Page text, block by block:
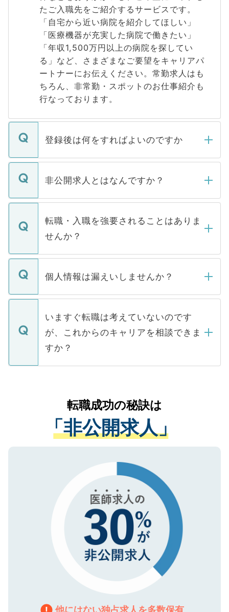
たご入職先をご紹介するサービスです。
「自宅から近い病院を紹介してほしい」
「医療機器が充実した病院で働きたい」
「年収1,500万円以上の病院を探してい
る」など、さまざまなご要望をキャリアパ
ートナーにお伝えください。常勤求人はも
ちろん、非常勤・スポットのお仕事紹介も
行なっております。
登録後は何をすればよいのですか
ご登録いただきましたら、弊社担当者がご
登録内容を確認し、その後メールもしくは
ます。通常、5営業日以内にはご連絡をせて
いただきますので、しばらくお待ちくださ
非公開求人とはなんですか？
マイナビDOCTORで取り扱っている求人の
うち約3割は、Webサイトからご覧いただ
けない「非公開求人」です。非公開求人は
下記の理由によって、一般には公開してい
ません。
■応募殺到を避けるため 人気のある医療機
関を公にしてしまうと、応募が殺到する場
に、医療機関が求める条件に合った人材の
みを人材紹介会社に依頼するケースが増え
ています。
転職・入職を強要されることはありま
せんか？
転職・入職を強要することは一切ありませ
ん。また、仮に応募先から内定をいただい
定を承諾する必要はありません。内定先へ
の辞退の連絡はキャリアパートナーが行い
個人情報は漏えいしませんか？
個人情報が漏えいすることはありませんの
で、ご安心ください。当サイトからの登録
などで収集したご登録者様の個人情報は、
ご本人のキャリアアップおよび転職活動の
支援を目的に使用いたします。お預かりし
ているすべての個人データはご本人の許可
は、個人情報の取り扱いについての厳密な
管理基準を満たした事業者のみに付与され
る、プライバシーマークを取得済みです。
で、機密保持に関してもご安心ください。
いますぐ転職は考えていないのです
が、これからのキャリアを相談できま
すか？
かがいして、現在の医療機関の状況や紹介
経験をまじえながら、適切なアドバイスを
させていただきます。すぐにご転職をされ
ない方には、長期的なサポートが可能です
ので、まずはご登録ください。
転職成功の秘訣は
「非公開求人」
他にはない独占求人を多数保有